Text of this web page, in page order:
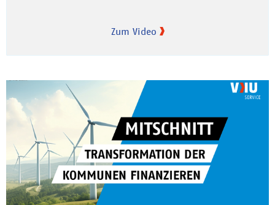
Zum Video